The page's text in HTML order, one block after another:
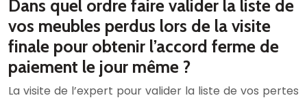
Dans quel ordre faire valider la liste de
vos meubles perdus lors de la visite
finale pour obtenir l’accord ferme de
paiement le jour même ?
La visite de l’expert pour valider la liste de vos pertes